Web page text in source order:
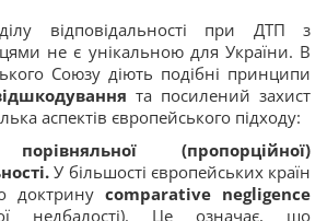
відповідальності при ДТП з
не є унікальною для України. В
Союзу діють подібні принципи
та посилений захист
аспектів європейського підходу:
(пропорційної)
У більшості європейських країн
доктрину comparative negligence
недбалості). Це означає, що